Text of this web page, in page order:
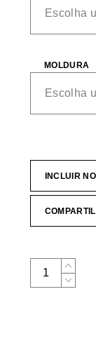
MOLDURA
INCLUIR